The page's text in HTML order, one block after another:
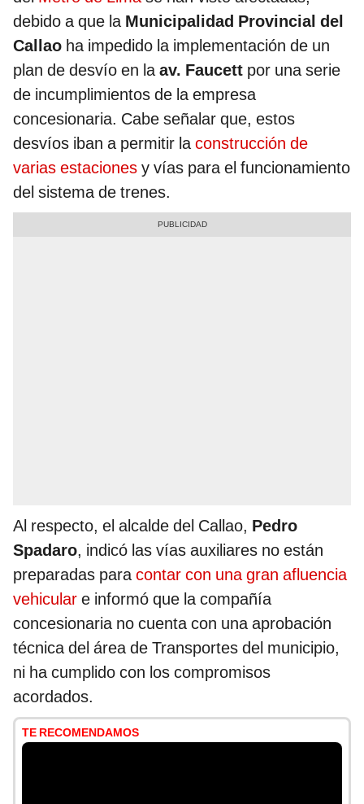
debido a que la Municipalidad Provincial del
Callao ha impedido la implementación de un
plan de desvío en laav. Faucett por una serie
de incumplimientos de la empresa
concesionaria. Cabe señalar que, estos
desvíos iban a permitir laconstrucción de
varias estaciones y vías para el funcionamiento
del sistema de trenes.
Al respecto, el alcalde del Callao, Pedro
Spadaro, indicó las vías auxiliares no están
preparadas paracontar con una gran afluencia
vehicular e informó que la compañía
concesionaria no cuenta con una aprobación
técnica del área de Transportes del municipio,
ni ha cumplido con los compromisos
acordados.
TE RECOMENDAMOS